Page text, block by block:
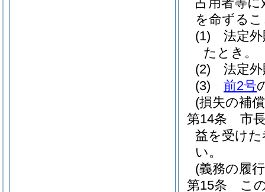
を命ずる
(1)
法定
たとき。
(2)
法定
(3)
前2号
(損失の補
第14条
市
益を受け
い。
(義務の履
第15条
こ